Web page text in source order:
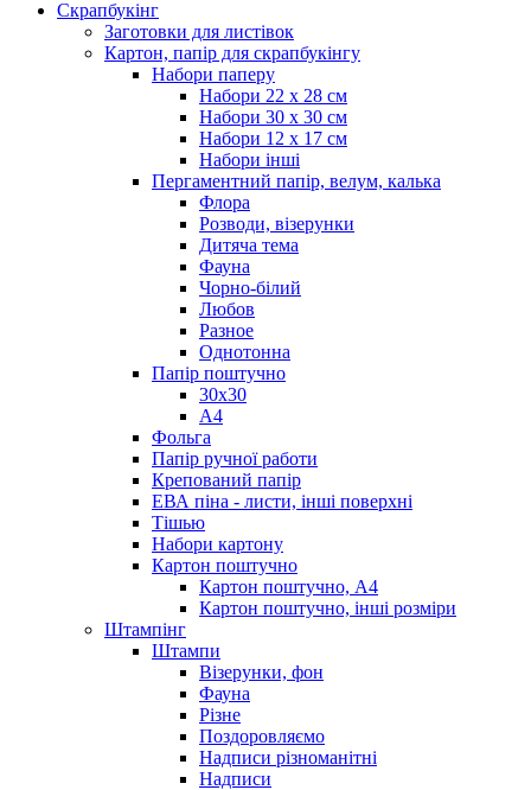
Скрапбукінг
Заготовки для листівок
Картон, папір для скрапбукінгу
Набори паперу
Набори 22 х 28 см
Набори 30 х 30 см
Набори 12 х 17 см
Набори інші
Пергаментний папір, велум, калька
Флора
Розводи, візерунки
Дитяча тема
Фауна
Чорно-білий
Любов
Разное
Однотонна
Папір поштучно
30х30
А4
Фольга
Папір ручної работи
Крепований папір
ЕВА піна - листи, інші поверхні
Тішью
Набори картону
Картон поштучно
Картон поштучно, А4
Картон поштучно, інші розміри
Штампінг
Штампи
Візерунки, фон
Фауна
Різне
Поздоровляємо
Надписи різноманітні
Надписи